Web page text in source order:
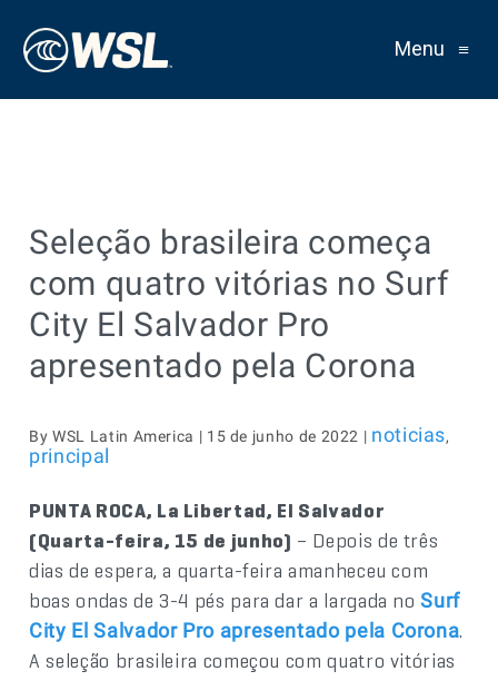
Menu ≡
Seleção brasileira começa
com quatro vitórias no Surf
City El Salvador Pro
apresentado pela Corona
By WSL Latin America | 15 de junho de 2022 | noticias,
principal
PUNTA ROCA, La Libertad, El Salvador
(Quarta-feira, 15 de junho) – Depois de três
dias de espera, a quarta-feira amanheceu com
boas ondas de 3-4 pés para dar a largada noSurf
City El Salvador Pro apresentado pela Corona.
A seleção brasileira começou com quatro vitórias